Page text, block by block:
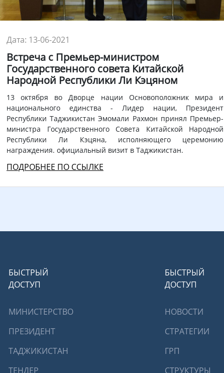
Дата: 13-06-2021
Встреча с Премьер-министром
Государственного совета Китайской
Народной Республики Ли Кэцяном
13 октября во Дворце нации Основоположник мира и
национального единства - Лидер нации, Президент
Республики Таджикистан Эмомали Рахмон принял Премьер-
министра Государственного Совета Китайской Народной
Республики Ли Кэцяна, исполняющего церемонию
награждения. официальный визит в Таджикистан.
ПОДРОБНЕЕ ПО ССЫЛКЕ
БЫСТРЫЙ
ДОСТУП
МИНИСТЕРСТВО
ПРЕЗИДЕНТ
ТАДЖИКИСТАН
ТЕНДЕР
БЫСТРЫЙ
ДОСТУП
НОВОСТИ
СТРАТЕГИИ
ГРП
СТРУКТУРЫ